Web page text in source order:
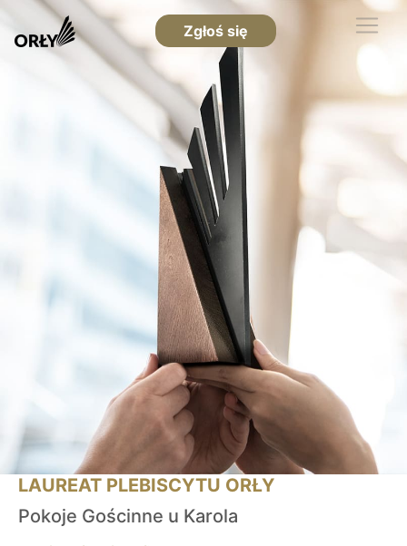
Zgłoś się
LAUREAT PLEBISCYTU ORŁY
Pokoje Gościnne u Karola